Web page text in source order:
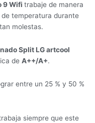
9 Wifi trabaje de manera
temperatura durante
molestas.
Split LG artcool
de A++/A+.
entre un 25 % y 50 %
siempre que este